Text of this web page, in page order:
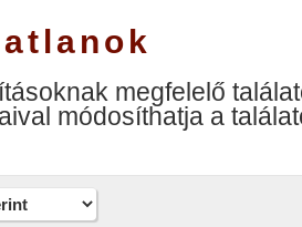
megfelelő
módosíthatja a